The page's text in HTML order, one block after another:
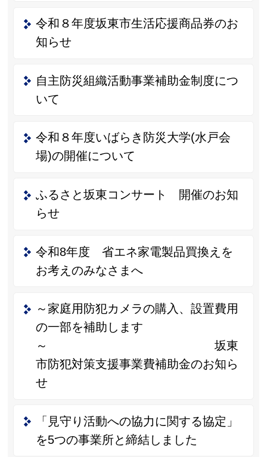
令和８年度坂東市生活応援商品券のお
知らせ
自主防災組織活動事業補助金制度につ
いて
令和８年度いばらき防災大学(水戸会
場)の開催について
ふるさと坂東コンサート 開催のお知
らせ
令和8年度 省エネ家電製品買換えを
お考えのみなさまへ
～家庭用防犯カメラの購入、設置費用
の一部を補助します
～ 坂東
市防犯対策支援事業費補助金のお知ら
せ
「見守り活動への協力に関する協定」
を5つの事業所と締結しました